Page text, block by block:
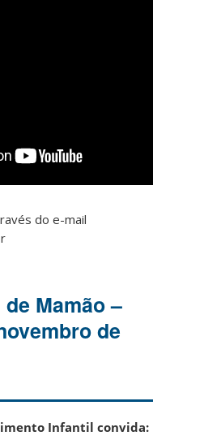
do e-mail
Mamão –
de
Infantil convida: